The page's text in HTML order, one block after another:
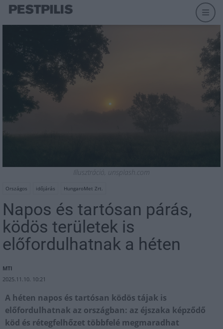
Illusztráció, unsplash.com
Országos időjárás HungaroMet Zrt.
Napos és tartósan párás,
ködös területek is
előfordulhatnak a héten
MTI
2025.11.10. 10:21
A héten napos és tartósan ködös tájak is
előfordulhatnak az országban: az éjszaka képződő
köd és rétegfelhőzet többfelé megmaradhat